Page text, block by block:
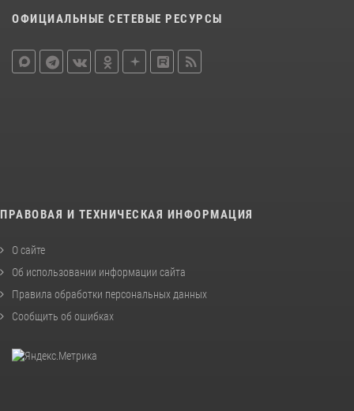
ОФИЦИАЛЬНЫЕ СЕТЕВЫЕ РЕСУРСЫ
ПРАВОВАЯ И ТЕХНИЧЕСКАЯ ИНФОРМАЦИЯ
О сайте
Об использовании информации сайта
Правила обработки персональных данных
Сообщить об ошибках